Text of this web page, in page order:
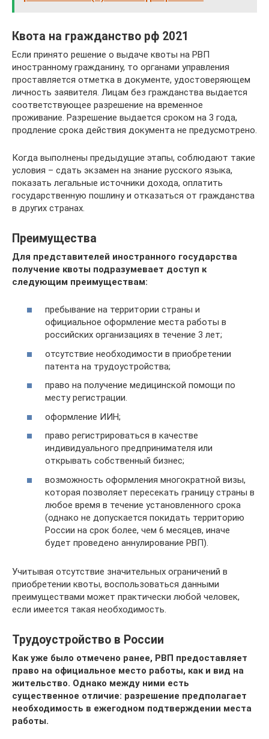
Квота на гражданство рф 2021
Если принято решение о выдаче квоты на РВП
иностранному гражданину, то органами управления
проставляется отметка в документе, удостоверяющем
личность заявителя. Лицам без гражданства выдается
соответствующее разрешение на временное
проживание. Разрешение выдается сроком на 3 года,
продление срока действия документа не предусмотрено.
Когда выполнены предыдущие этапы, соблюдают такие
условия – сдать экзамен на знание русского языка,
показать легальные источники дохода, оплатить
государственную пошлину и отказаться от гражданства
в других странах.
Преимущества
Для представителей иностранного государства
получение квоты подразумевает доступ к
следующим преимуществам:
пребывание на территории страны и
официальное оформление места работы в
российских организациях в течение 3 лет;
отсутствие необходимости в приобретении
патента на трудоустройства;
право на получение медицинской помощи по
месту регистрации.
оформление ИИН;
право регистрироваться в качестве
индивидуального предпринимателя или
открывать собственный бизнес;
возможность оформления многократной визы,
которая позволяет пересекать границу страны в
любое время в течение установленного срока
(однако не допускается покидать территорию
России на срок более, чем 6 месяцев, иначе
будет проведено аннулирование РВП).
Учитывая отсутствие значительных ограничений в
приобретении квоты, воспользоваться данными
преимуществами может практически любой человек,
если имеется такая необходимость.
Трудоустройство в России
Как уже было отмечено ранее, РВП предоставляет
право на официальное место работы, как и вид на
жительство. Однако между ними есть
существенное отличие: разрешение предполагает
необходимость в ежегодном подтверждении места
работы.